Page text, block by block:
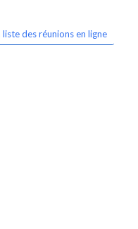
liste des réunions en ligne